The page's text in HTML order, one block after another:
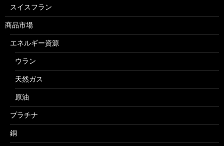
スイスフラン
商品市場
エネルギー資源
ウラン
天然ガス
原油
プラチナ
銅